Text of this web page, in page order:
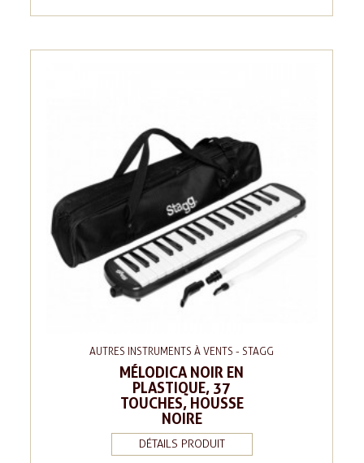
AUTRES INSTRUMENTS À VENTS - STAGG
MÉLODICA NOIR EN
PLASTIQUE, 37
TOUCHES, HOUSSE
NOIRE
DÉTAILS PRODUIT